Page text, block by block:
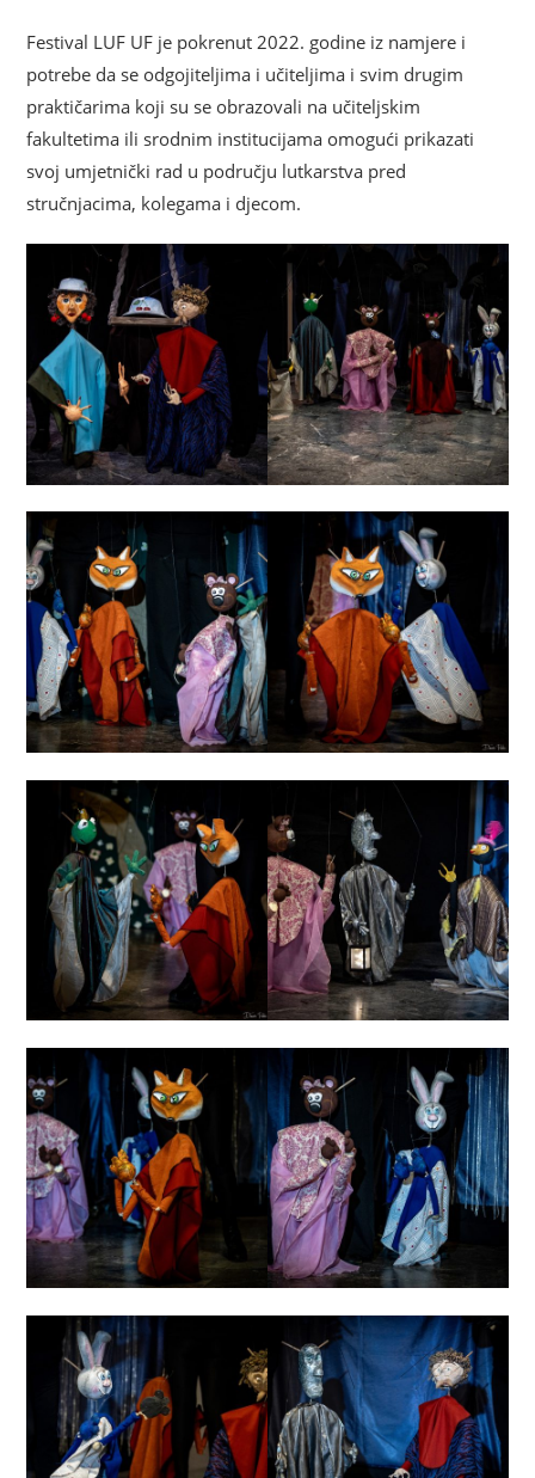
Festival LUF UF je pokrenut 2022. godine iz namjere i
potrebe da se odgojiteljima i učiteljima i svim drugim
praktičarima koji su se obrazovali na učiteljskim
fakultetima ili srodnim institucijama omogući prikazati
svoj umjetnički rad u području lutkarstva pred
stručnjacima, kolegama i djecom.